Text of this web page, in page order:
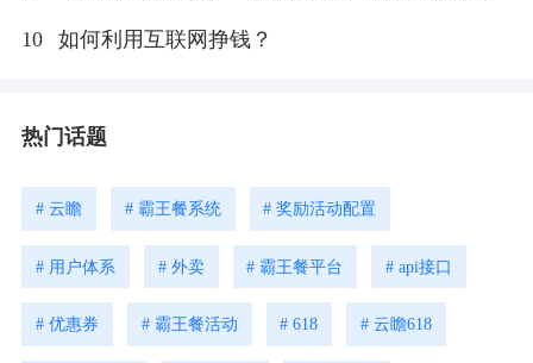
10
如何利用互联网挣钱？
热门话题
# 云瞻 # 霸王餐系统 # 奖励活动配置
# 用户体系 # 外卖 # 霸王餐平台 # api接口
# 优惠券 # 霸王餐活动 # 618 # 云瞻618